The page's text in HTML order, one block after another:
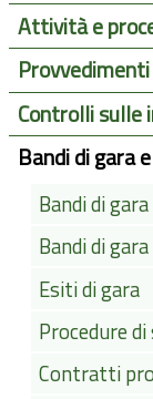
Attività e
Provvedimenti
Controlli sulle
Bandi di gara
Bandi di
Bandi di
Esiti di gara
Procedure
Contratti